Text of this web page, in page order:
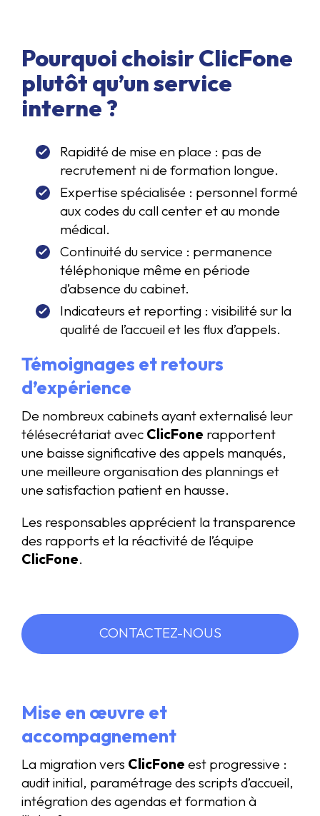
Pourquoi choisir ClicFone
plutôt qu’un service
interne ?
Rapidité de mise en place : pas de
recrutement ni de formation longue.
Expertise spécialisée : personnel formé
aux codes du call center et au monde
médical.
Continuité du service : permanence
téléphonique même en période
d’absence du cabinet.
Indicateurs et reporting : visibilité sur la
qualité de l’accueil et les flux d’appels.
Témoignages et retours
d’expérience
De nombreux cabinets ayant externalisé leur
télésecrétariat avec ClicFone rapportent
une baisse significative des appels manqués,
une meilleure organisation des plannings et
une satisfaction patient en hausse.
Les responsables apprécient la transparence
des rapports et la réactivité de l’équipe
ClicFone.
CONTACTEZ-NOUS
Mise en œuvre et
accompagnement
La migration vers ClicFone est progressive :
audit initial, paramétrage des scripts d’accueil,
intégration des agendas et formation à